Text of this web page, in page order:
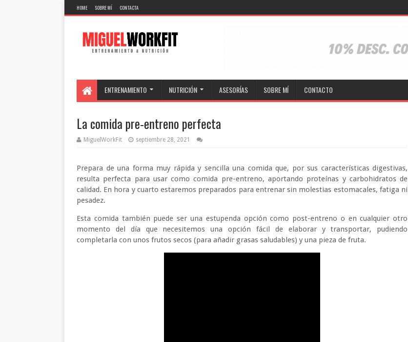
HOME SOBRE MÍ CONTACTA
ENTRENAMIENTO NUTRICIÓN ASESORÍAS SOBRE MÍ CONTACTO
La comida pre-entreno perfecta
MiguelWorkFit septiembre 28, 2021
Prepara de una forma muy rápida y sencilla una comida que, por sus características digestivas,
resulta perfecta para usar como comida pre-entreno, aportando proteínas y carbohidratos de
calidad. En hora y cuarto estaremos preparados para entrenar sin molestias estomacales, fatiga ni
pesadez.
Esta comida también puede ser una estupenda opción como post-entreno o en cualquier otro
momento del día que necesitemos una opción fácil de elaborar y transportar, pudiendo
completarla con unos frutos secos (para añadir grasas saludables) y una pieza de fruta.